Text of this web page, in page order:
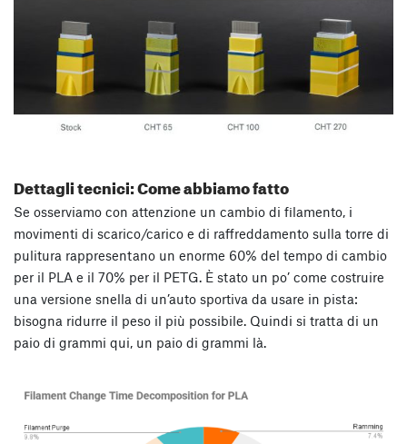
Dettagli tecnici: Come abbiamo fatto
Se osserviamo con attenzione un cambio di filamento, i
movimenti di scarico/carico e di raffreddamento sulla torre di
pulitura rappresentano un enorme 60% del tempo di cambio
per il PLA e il 70% per il PETG. È stato un po’ come costruire
una versione snella di un’auto sportiva da usare in pista:
bisogna ridurre il peso il più possibile. Quindi si tratta di un
paio di grammi qui, un paio di grammi là.